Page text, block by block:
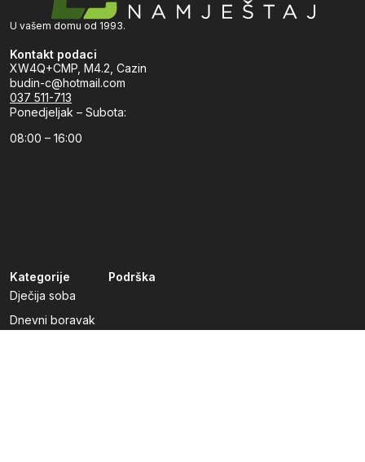
U vašem domu od 1993.
Kontakt podaci
XW4Q+CMP, M4.2, Cazin
budin-c@hotmail.com
037 511-713
Ponedjeljak – Subota:
08:00 – 16:00
Kategorije
Dječija soba
Dnevni boravak
Podrška